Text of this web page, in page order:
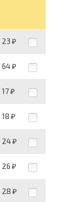
23 ₽
64 ₽
17 ₽
18 ₽
24 ₽
26 ₽
28 ₽